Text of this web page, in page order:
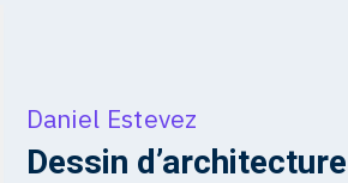
Daniel Estevez
Dessin